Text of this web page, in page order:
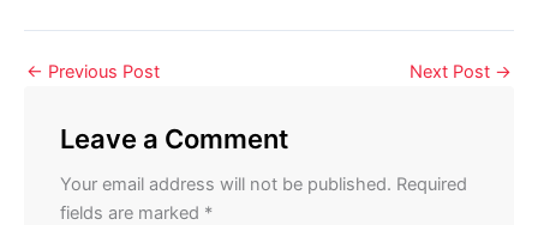
← Previous Post Next Post →
Leave a Comment
Your email address will not be published. Required
fields are marked *